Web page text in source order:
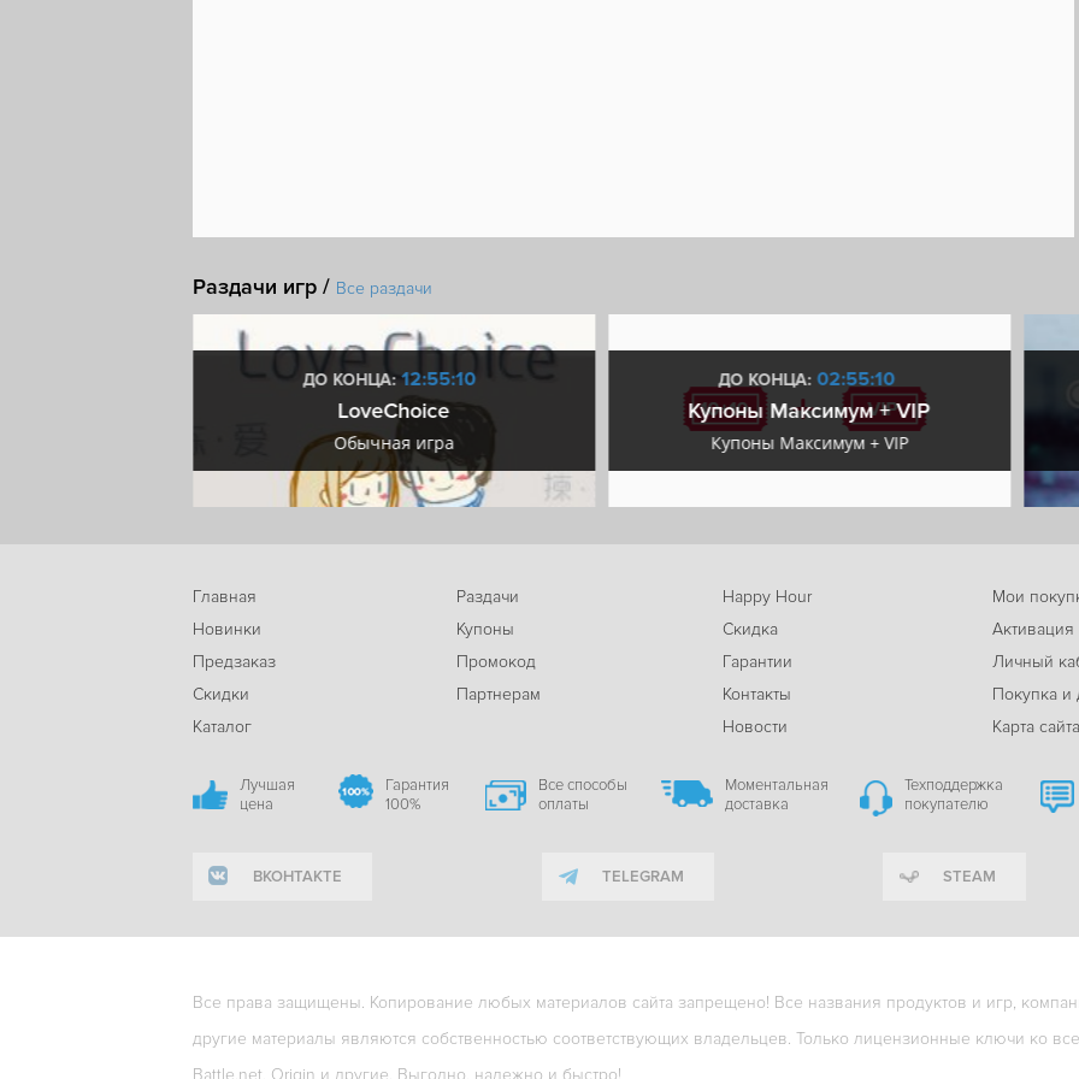
Раздачи игр / Все раздачи
ДО КОНЦА: 12:55:09
LoveChoice
Обычная игра
ДО КОНЦА:02:55:09
Купоны Максимум + VIP
Купоны Максимум + VIP
Главная
Новинки
Предзаказ
Скидки
Каталог
Раздачи
Купоны
Промокод
Партнерам
Happy Hour
Скидка
Гарантии
Контакты
Новости
Мои
Активация
Личный
Покупка и
Карта сайта
Лучшая
цена
Гарантия
100%
Все способы
оплаты
Моментальная
доставка
Техподдержка
покупателю
ВКОНТАКТЕ TELEGRAM STEAM
Все права защищены. Копирование любых материалов сайта запрещено! Все названия продуктов и игр,
другие материалы являются собственностью соответствующих владельцев. Только лицензионные ключи ко
Battle.net, Origin и другие. Выгодно, надежно и быстро!